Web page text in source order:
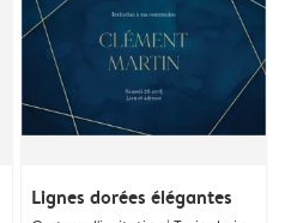
Lignes dorées élégantes